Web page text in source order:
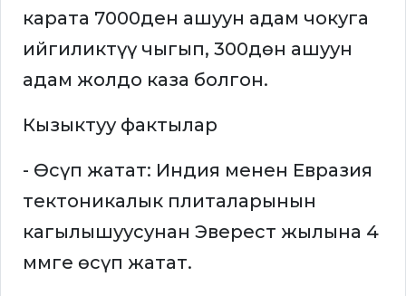
карата 7000ден ашуун адам чокуга
ийгиликтүү чыгып, 300дөн ашуун
адам жолдо каза болгон.
Кызыктуу фактылар
- Өсүп жатат: Индия менен Евразия
тектоникалык плиталарынын
кагылышуусунан Эверест жылына 4
ммге өсүп жатат.